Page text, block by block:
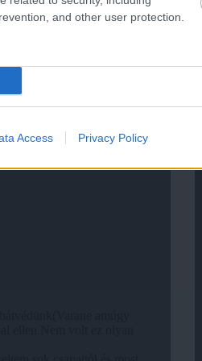
and other user protection.
Access Privacy Policy